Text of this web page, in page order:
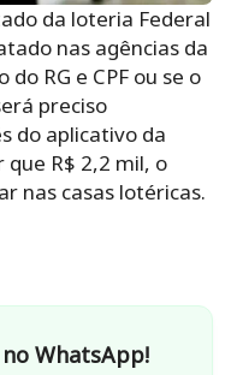
da loteria Federal
nas agências da
RG e CPF ou se o
preciso
do aplicativo da
que R$ 2,2 mil, o
nas casas lotéricas.
WhatsApp!